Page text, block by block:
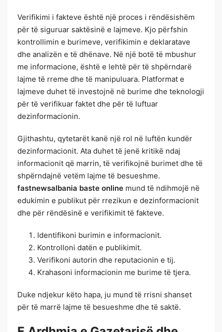
Verifikimi i fakteve është një proces i rëndësishëm
për të siguruar saktësinë e lajmeve. Kjo përfshin
kontrollimin e burimeve, verifikimin e deklaratave
dhe analizën e të dhënave. Në një botë të mbushur
me informacione, është e lehtë për të shpërndarë
lajme të rreme dhe të manipuluara. Platformat e
lajmeve duhet të investojnë në burime dhe teknologji
për të verifikuar faktet dhe për të luftuar
dezinformacionin.
Gjithashtu, qytetarët kanë një rol në luftën kundër
dezinformacionit. Ata duhet të jenë kritikë ndaj
informacionit që marrin, të verifikojnë burimet dhe të
shpërndajnë vetëm lajme të besueshme.
fastnewsalbania baste online mund të ndihmojë në
edukimin e publikut për rrezikun e dezinformacionit
dhe për rëndësinë e verifikimit të fakteve.
Identifikoni burimin e informacionit.
Kontrolloni datën e publikimit.
Verifikoni autorin dhe reputacionin e tij.
Krahasoni informacionin me burime të tjera.
Duke ndjekur këto hapa, ju mund të rrisni shanset
për të marrë lajme të besueshme dhe të saktë.